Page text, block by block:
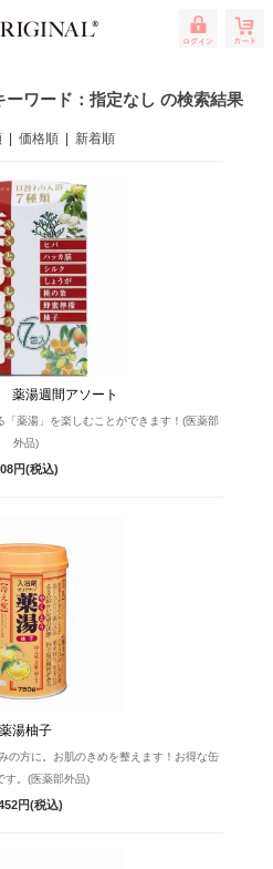
ーワード：指定なし の検索結果
価格順 新着順
薬湯週間アソート
薬湯」を楽しむことができます！(医薬部
外品)
円(税込)
薬湯柚子
の方に。お肌のきめを整えます！お得な缶
す。(医薬部外品)
円(税込)